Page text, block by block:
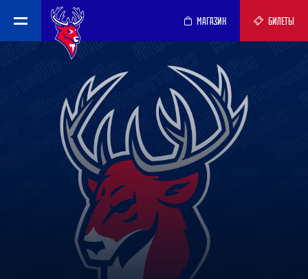
МАГАЗИН БИЛЕТЫ